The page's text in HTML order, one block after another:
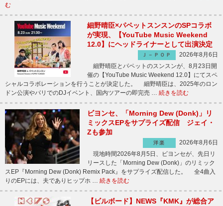
む
細野晴臣×パペットスンスンのSPコラボ
が実現、【YouTube Music Weekend
12.0】にヘッドライナーとして出演決定
Ｊ－ＰＯＰ
2026年8月6日
細野晴臣とパペットのスンスンが、8月23日開
催の【YouTube Music Weekend 12.0】にてスペ
シャルコラボレーションを行うことが決定した。 細野晴臣は、2025年のロン
ドン公演やパリでのDJイベント、国内ツアーの即完売 … 続きを読む
ビヨンセ、「Morning Dew (Donk)」リ
ミックスEPをサプライズ配信 ジェイ・
Zも参加
洋楽
2026年8月6日
現地時間2026年8月5日、ビヨンセが、先日リ
リースした「Morning Dew (Donk)」のリミック
スEP『Morning Dew (Donk) Remix Pack』をサプライズ配信した。 全4曲入
りのEPには、夫でありヒップホ … 続きを読む
【ビルボード】NEWS『KMK』が総合ア